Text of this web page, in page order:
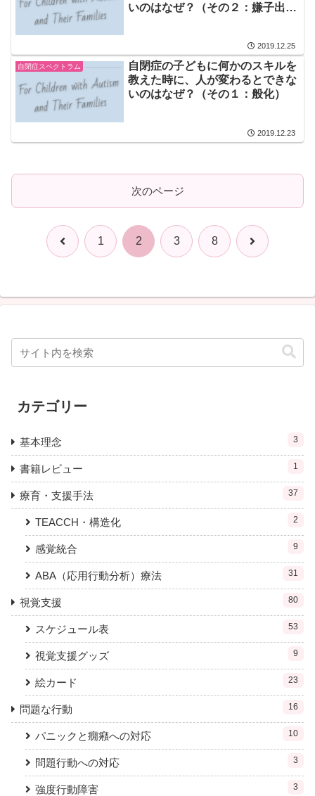
いのはなぜ？（その２：嫌子出現
2019.12.25
自閉症スペクトラム
自閉症の子どもに何かのスキルを
教えた時に、人が変わるとできな
いのはなぜ？（その１：般化）
2019.12.23
次のページ
前 1 2 3 8 次
カテゴリー
基本理念 3
書籍レビュー 1
療育・支援手法 37
TEACCH・構造化 2
感覚統合 9
ABA（応用行動分析）療法 31
視覚支援 80
スケジュール表 53
視覚支援グッズ 9
絵カード 23
問題な行動 16
パニックと癇癪への対応 10
問題行動への対応 3
強度行動障害 3